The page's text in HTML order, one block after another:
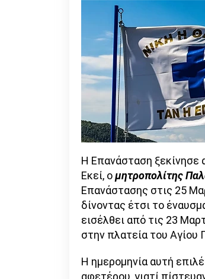
Η Επανάσταση ξεκίνησε
Εκεί, ομητροπολίτης
Επανάστασης στις 25
δίνοντας έτσι το
εισέλθει από τις 23
στην πλατεία του Αγίου
Η ημερομηνία αυτή
αφετέρου, γιατί